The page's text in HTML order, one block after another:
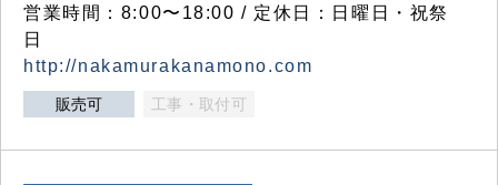
営業時間：8:00〜18:00 / 定休日：日曜日・祝祭
日
http://nakamurakanamono.com
販売可 工事・取付可